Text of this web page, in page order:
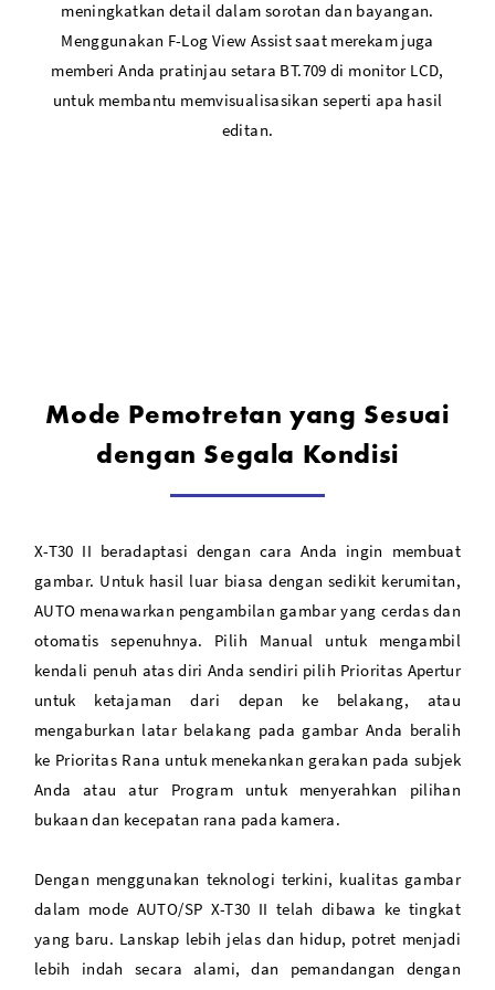
meningkatkan detail dalam sorotan dan bayangan.
Menggunakan F-Log View Assist saat merekam juga
memberi Anda pratinjau setara BT.709 di monitor LCD,
untuk membantu memvisualisasikan seperti apa hasil
editan.
Mode Pemotretan yang Sesuai
dengan Segala Kondisi
X-T30 II beradaptasi dengan cara Anda ingin membuat
gambar. Untuk hasil luar biasa dengan sedikit kerumitan,
AUTO menawarkan pengambilan gambar yang cerdas dan
otomatis sepenuhnya. Pilih Manual untuk mengambil
kendali penuh atas diri Anda sendiri pilih Prioritas Apertur
untuk ketajaman dari depan ke belakang, atau
mengaburkan latar belakang pada gambar Anda beralih
ke Prioritas Rana untuk menekankan gerakan pada subjek
Anda atau atur Program untuk menyerahkan pilihan
bukaan dan kecepatan rana pada kamera.
Dengan menggunakan teknologi terkini, kualitas gambar
dalam mode AUTO/SP X-T30 II telah dibawa ke tingkat
yang baru. Lanskap lebih jelas dan hidup, potret menjadi
lebih indah secara alami, dan pemandangan dengan